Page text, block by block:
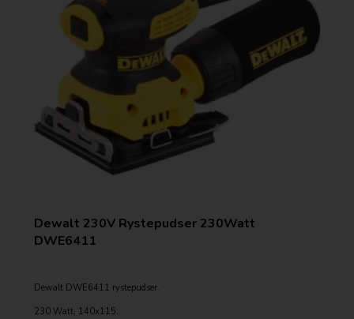
Dewalt 230V Rystepudser 230Watt
DWE6411
Dewalt DWE6411 rystepudser.
230 Watt, 140x115.